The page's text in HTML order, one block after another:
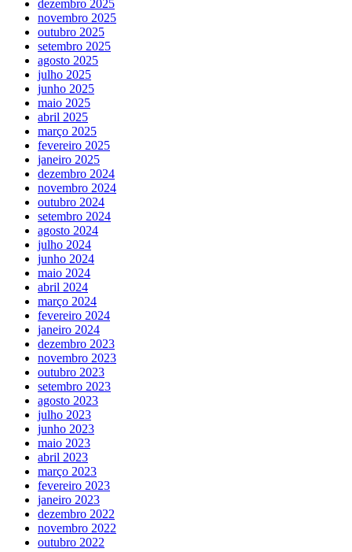
dezembro 2025
novembro 2025
outubro 2025
setembro 2025
agosto 2025
julho 2025
junho 2025
maio 2025
abril 2025
março 2025
fevereiro 2025
janeiro 2025
dezembro 2024
novembro 2024
outubro 2024
setembro 2024
agosto 2024
julho 2024
junho 2024
maio 2024
abril 2024
março 2024
fevereiro 2024
janeiro 2024
dezembro 2023
novembro 2023
outubro 2023
setembro 2023
agosto 2023
julho 2023
junho 2023
maio 2023
abril 2023
março 2023
fevereiro 2023
janeiro 2023
dezembro 2022
novembro 2022
outubro 2022